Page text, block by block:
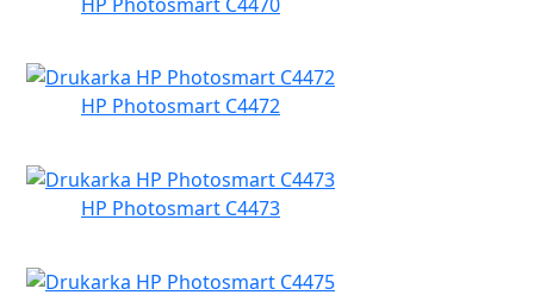
HP Photosmart C4472
HP Photosmart C4473